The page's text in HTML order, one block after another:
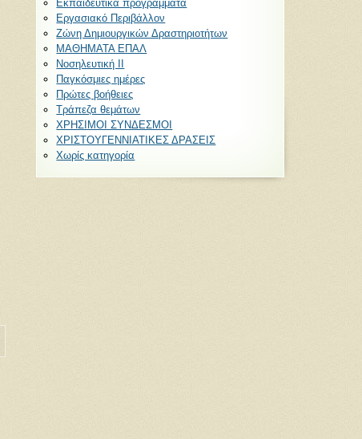
Εκπαιδευτικά προγράμματα
Εργασιακό Περιβάλλον
Ζώνη Δημιουργικών Δραστηριοτήτων
ΜΑΘΗΜΑΤΑ ΕΠΑΛ
Νοσηλευτική ΙΙ
Παγκόσμιες ημέρες
Πρώτες βοήθειες
Τράπεζα θεμάτων
ΧΡΗΣΙΜΟΙ ΣΥΝΔΕΣΜΟΙ
ΧΡΙΣΤΟΥΓΕΝΝΙΑΤΙΚΕΣ ΔΡΑΣΕΙΣ
Χωρίς κατηγορία